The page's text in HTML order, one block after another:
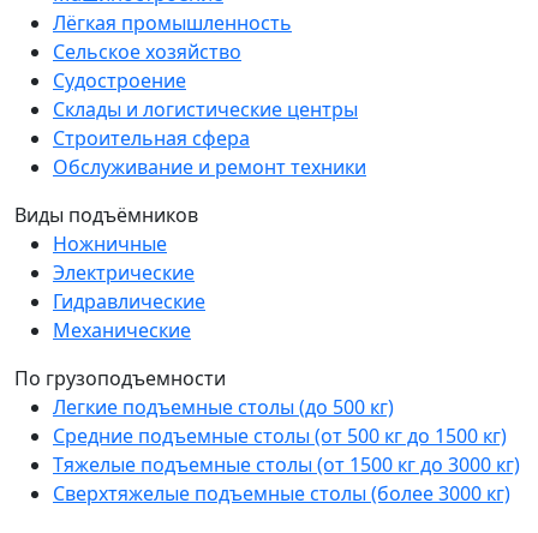
Лёгкая промышленность
Сельское хозяйство
Судостроение
Склады и логистические центры
Строительная сфера
Обслуживание и ремонт техники
Виды подъёмников
Ножничные
Электрические
Гидравлические
Механические
По грузоподъемности
Легкие подъемные столы (до 500 кг)
Средние подъемные столы (от 500 кг до 1500 кг)
Тяжелые подъемные столы (от 1500 кг до 3000 кг)
Сверхтяжелые подъемные столы (более 3000 кг)